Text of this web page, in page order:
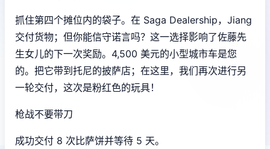
抓住第四个摊位内的袋子。在 Saga Dealership，Jiang
交付货物；但你能信守诺言吗？这一选择影响了佐藤先
生女儿的下一次奖励。4,500 美元的小型城市车是您
的。把它带到托尼的披萨店；在这里，我们再次进行另
一轮交付，这次是粉红色的玩具！
枪战不要带刀
成功交付 8 次比萨饼并等待 5 天。